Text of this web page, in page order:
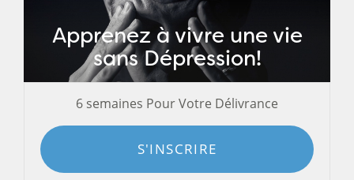
Apprenez à vivre une vie
sans Dépression!
6 semaines Pour Votre Délivrance
S'INSCRIRE